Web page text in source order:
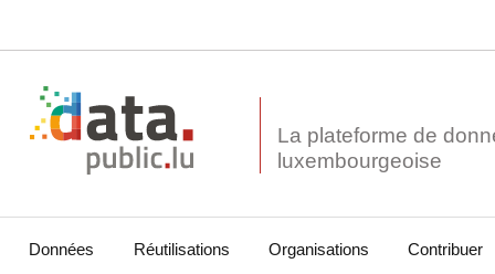
La plateforme de
Données Réutilisations Organisations Contribuer